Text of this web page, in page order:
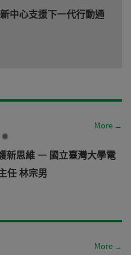
中心支援下一代行動通
More →
新思維 — 國立臺灣大學電
任 林宗男
More →